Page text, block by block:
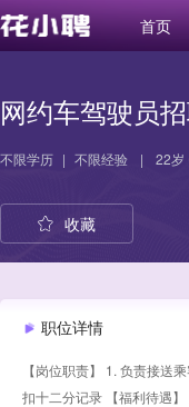
首页
网约车驾驶员
不限学历 | 不限经验 | 22岁
收藏
职位详情
【岗位职责】 1. 负责接送
扣十二分记录 【福利待遇